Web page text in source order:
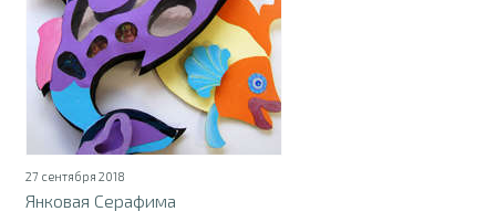
27 сентября 2018
Янковая Серафима